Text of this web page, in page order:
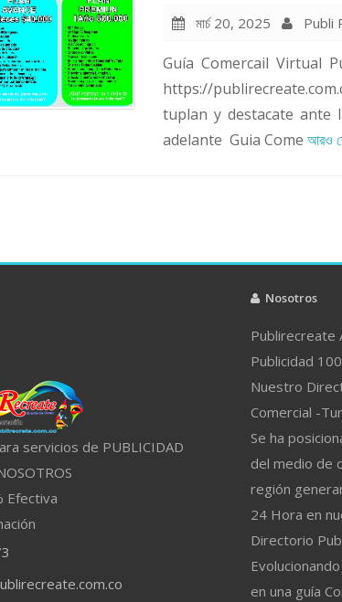
মার্চ 20, 2025 Publi
Guía Comercail Virtual
https://
tuplan y destacate ante
adelante Guia Comeআরও
servicios de PUBLICIDAD
Efectiva
Nosotros
Publirecreate
Publicidad
Nuestro
Comercial -
Se ha
del medio de
región
24 Hora en
Directorio
en una guía